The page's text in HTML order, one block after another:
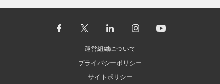
運営組織について
プライバシーポリシー
サイトポリシー